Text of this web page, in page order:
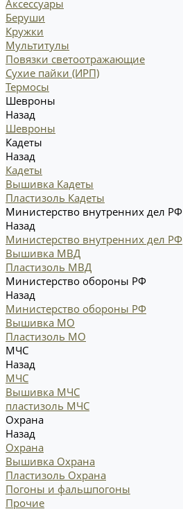
Аксессуары
Беруши
Кружки
Мультитулы
Повязки светоотражающие
Сухие пайки (ИРП)
Термосы
Шевроны
Назад
Шевроны
Кадеты
Назад
Кадеты
Вышивка Кадеты
Пластизоль Кадеты
Министерство внутренних дел РФ
Назад
Министерство внутренних дел РФ
Вышивка МВД
Пластизоль МВД
Министерство обороны РФ
Назад
Министерство обороны РФ
Вышивка МО
Пластизоль МО
МЧС
Назад
МЧС
Вышивка МЧС
пластизоль МЧС
Охрана
Назад
Охрана
Вышивка Охрана
Пластизоль Охрана
Погоны и фальшпогоны
Прочие